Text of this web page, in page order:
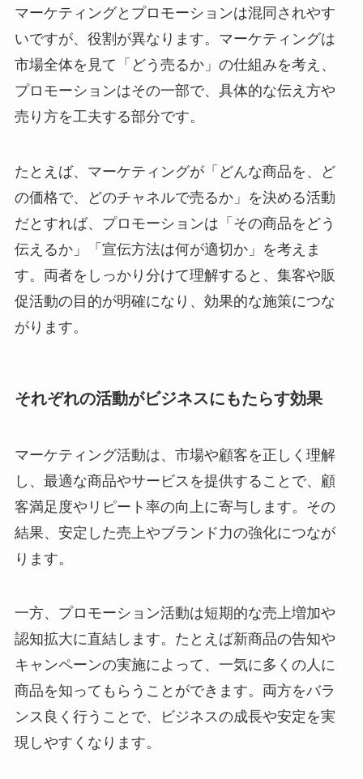
マーケティングとプロモーションは混同されやす
いですが、役割が異なります。マーケティングは
市場全体を見て「どう売るか」の仕組みを考え、
プロモーションはその一部で、具体的な伝え方や
売り方を工夫する部分です。
たとえば、マーケティングが「どんな商品を、ど
の価格で、どのチャネルで売るか」を決める活動
だとすれば、プロモーションは「その商品をどう
伝えるか」「宣伝方法は何が適切か」を考えま
す。両者をしっかり分けて理解すると、集客や販
促活動の目的が明確になり、効果的な施策につな
がります。
それぞれの活動がビジネスにもたらす効果
マーケティング活動は、市場や顧客を正しく理解
し、最適な商品やサービスを提供することで、顧
客満足度やリピート率の向上に寄与します。その
結果、安定した売上やブランド力の強化につなが
ります。
一方、プロモーション活動は短期的な売上増加や
認知拡大に直結します。たとえば新商品の告知や
キャンペーンの実施によって、一気に多くの人に
商品を知ってもらうことができます。両方をバラ
ンス良く行うことで、ビジネスの成長や安定を実
現しやすくなります。